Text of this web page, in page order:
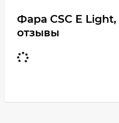
Фара CSC E
отзывы